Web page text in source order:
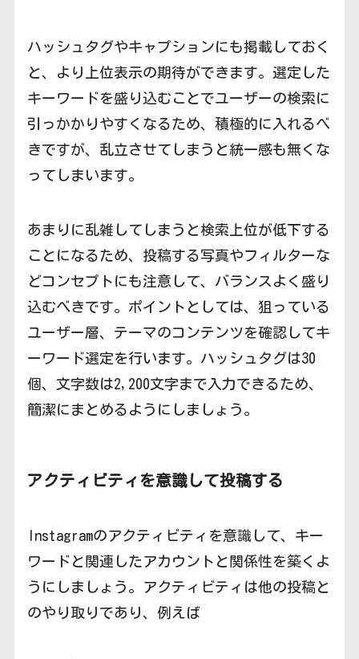
ハッシュタグやキャプションにも掲載しておく
と、より上位表示の期待ができます。選定した
キーワードを盛り込むことでユーザーの検索に
引っかかりやすくなるため、積極的に入れるべ
きですが、乱立させてしまうと統一感も無くな
ってしまいます。
あまりに乱雑してしまうと検索上位が低下する
ことになるため、投稿する写真やフィルターな
どコンセプトにも注意して、バランスよく盛り
込むべきです。ポイントとしては、狙っている
ユーザー層、テーマのコンテンツを確認してキ
ーワード選定を行います。ハッシュタグは30
個、文字数は2,200文字まで入力できるため、
簡潔にまとめるようにしましょう。
アクティビティを意識して投稿する
Instagramのアクティビティを意識して、キー
ワードと関連したアカウントと関係性を築くよ
うにしましょう。アクティビティは他の投稿と
のやり取りであり、例えば